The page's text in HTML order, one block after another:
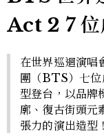
Act 2 7 位
在世界巡迴演
團（BTS）七
型登台，以品牌
廓、復古街頭元
張力的演出造型！